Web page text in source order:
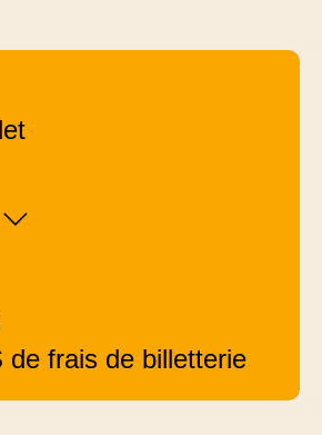
de frais de billetterie